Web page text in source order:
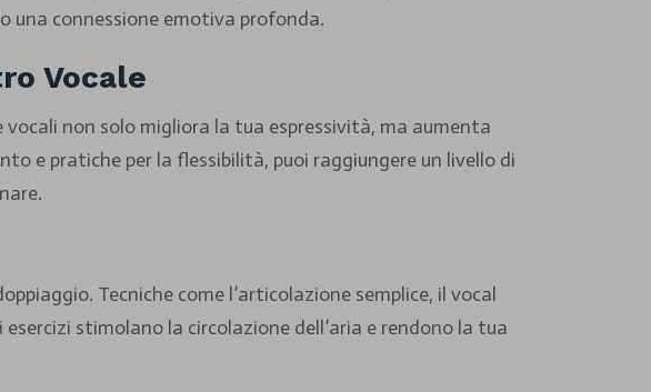
una connessione emotiva profonda.
Vocale
non solo migliora la tua espressività, ma aumenta
e pratiche per la flessibilità, puoi raggiungere un livello di
Tecniche come l’articolazione semplice, il vocal
stimolano la circolazione dell’aria e rendono la tua